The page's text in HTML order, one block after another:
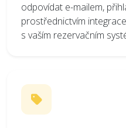
odpovídat e-mailem,
prostřednictvím
s vaším rezervačním